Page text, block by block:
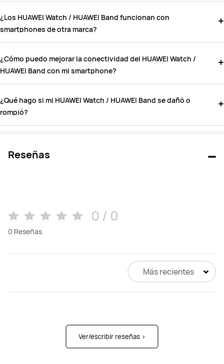
¿Los HUAWEI Watch / HUAWEI Band funcionan con
smartphones de otra marca?
¿Cómo puedo mejorar la conectividad del HUAWEI Watch /
HUAWEI Band con mi smartphone?
¿Qué hago si mi HUAWEI Watch / HUAWEI Band se dañó o
rompió?
Reseñas
0 / 0
0 Reseñas
Más recientes
Ver/escribir reseñas >